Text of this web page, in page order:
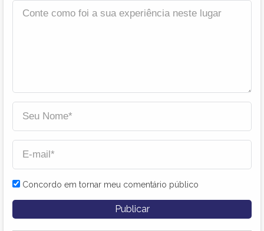
Concordo em tornar meu comentário público